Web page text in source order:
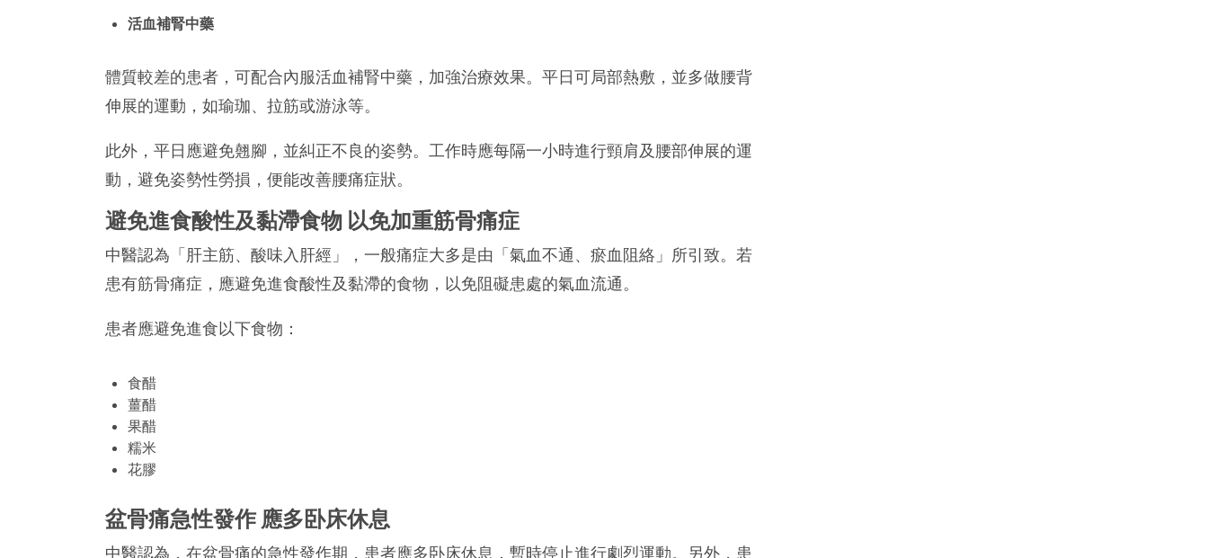
活血補腎中藥
體質較差的患者，可配合內服活血補腎中藥，加強治療效果。平日可局部熱敷，並多做腰背
伸展的運動，如瑜珈、拉筋或游泳等。
此外，平日應避免翹腳，並糾正不良的姿勢。工作時應每隔一小時進行頸肩及腰部伸展的運
動，避免姿勢性勞損，便能改善腰痛症狀。
避免進食酸性及黏滯食物 以免加重筋骨痛症
中醫認為「肝主筋、酸味入肝經」，一般痛症大多是由「氣血不通、瘀血阻絡」所引致。若
患有筋骨痛症，應避免進食酸性及黏滯的食物，以免阻礙患處的氣血流通。
患者應避免進食以下食物：
食醋
薑醋
果醋
糯米
花膠
盆骨痛急性發作 應多卧床休息
中醫認為，在盆骨痛的急性發作期，患者應多卧床休息，暫時停止進行劇烈運動。另外，患